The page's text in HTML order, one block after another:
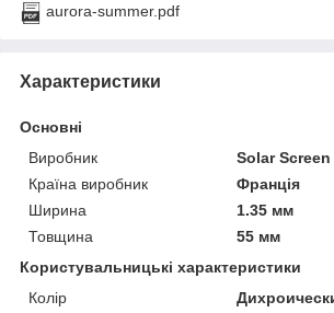
aurora-summer.pdf
Характеристики
Основні
Виробник
Solar Screen
Країна виробник
Франція
Ширина
1.35 мм
Товщина
55 мм
Користувальницькі характеристики
Колір